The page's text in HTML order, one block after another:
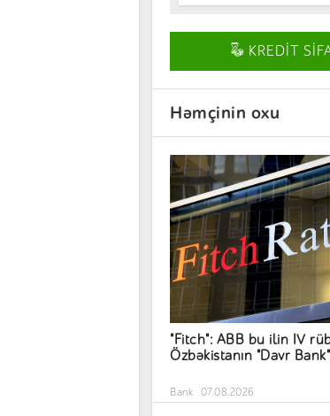
KREDİT
Həmçinin oxu
"Fitch": ABB bu ilin IV
Özbəkistanın "Davr
Bank 07.08.2026